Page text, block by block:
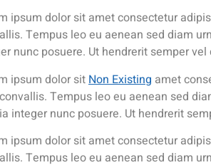
ipsum dolor sit amet consectetur
Tempus leo eu aenean sed diam
nunc posuere. Ut hendrerit semper
ipsum dolor sit Non Existing amet
Tempus leo eu aenean sed
integer nunc posuere. Ut hendrerit
ipsum dolor sit amet consectetur
Tempus leo eu aenean sed diam